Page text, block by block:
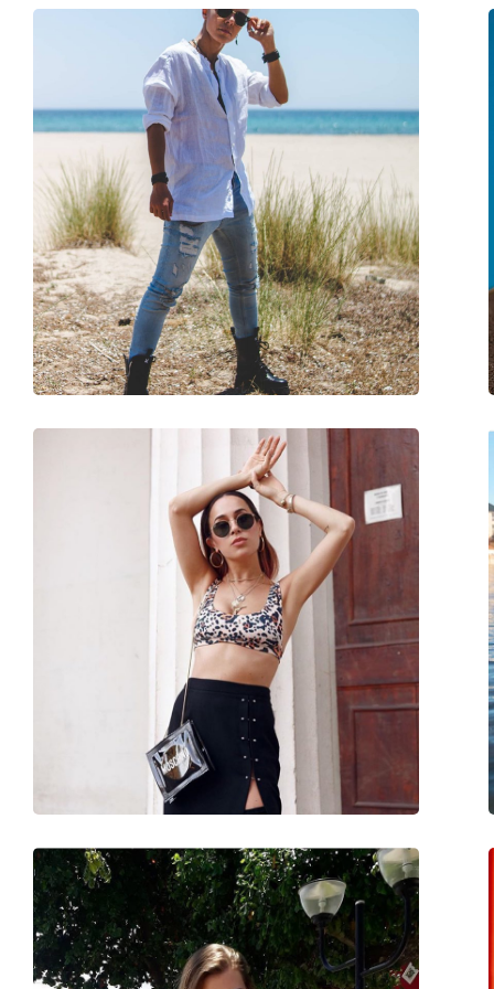
Categoria:
Óculos de sol
Marca:
Uso:
Moda
Código:
RB4202 606971 55